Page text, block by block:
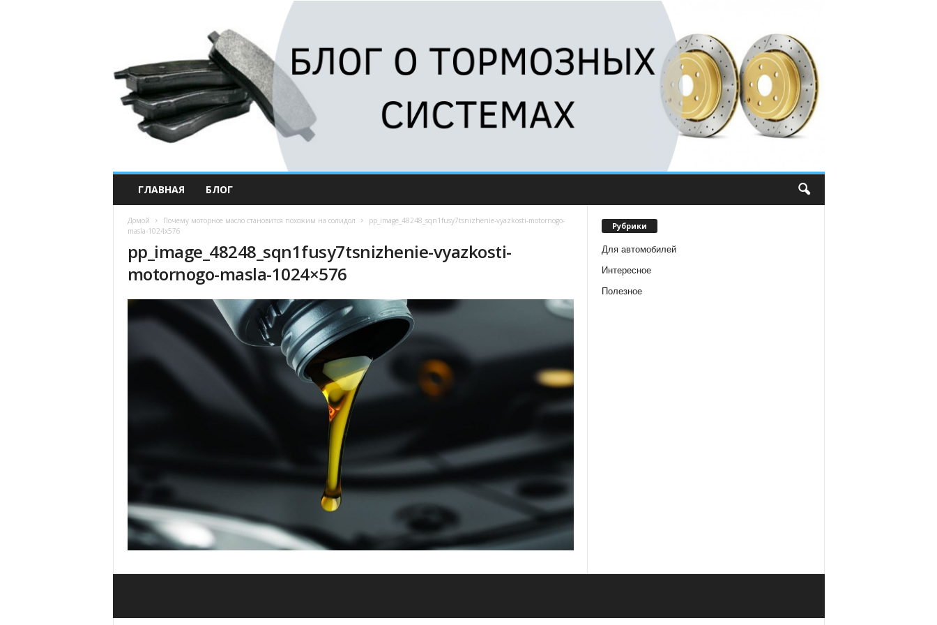
ГЛАВНАЯ БЛОГ
Домой Почему моторное масло становится похожим на солидол
pp_image_48248_sqn1fusy7tsnizhenie-vyazkosti-motornogo-
masla-1024x576
pp_image_48248_sqn1fusy7tsnizhenie-vyazkosti-
motornogo-masla-1024×576
Рубрики
Для автомобилей
Интересное
Полезное